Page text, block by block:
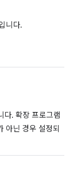
니다.
다. 확장 프로그램
아닌 경우 설정되